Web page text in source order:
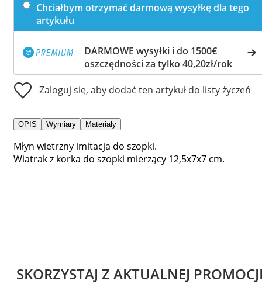
Chciałbym otrzymać darmową wysyłkę dla tego
artykułu
DARMOWE wysyłki i do 1500€
oszczędności za tylko 40,20zł/rok
Zaloguj się, aby dodać ten artykuł do listy życzeń
OPIS Wymiary Materiały
Młyn wietrzny imitacja do szopki.
Wiatrak z korka do szopki mierzący 12,5x7x7 cm.
SKORZYSTAJ Z AKTUALNEJ